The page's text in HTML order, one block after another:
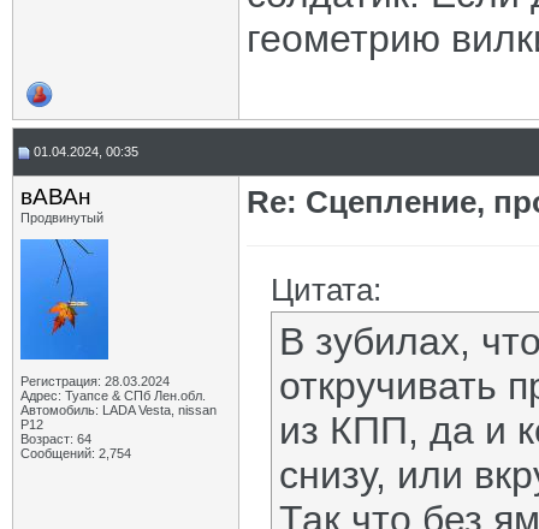
геометрию
01.04.2024, 00:35
вАВАн
Продвинутый
Регистрация: 28.03.2024
Адрес: Туапсе & СПб Лен.обл.
Автомобиль: LADA Vesta, nissan
P12
Возраст: 64
Сообщений: 2,754
Re: Сцепление,
Цитата:
В зубилах,
откручивать
из КПП, да и
снизу, или
Так что без